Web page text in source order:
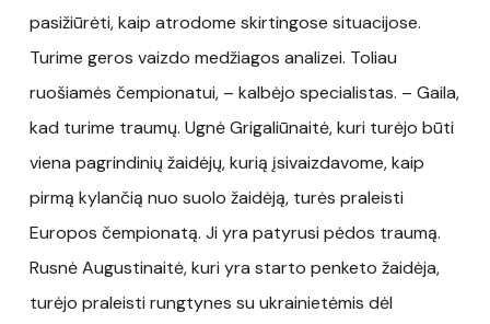
pasižiūrėti, kaip atrodome skirtingose situacijose.
Turime geros vaizdo medžiagos analizei. Toliau
ruošiamės čempionatui, – kalbėjo specialistas. – Gaila,
kad turime traumų. Ugnė Grigaliūnaitė, kuri turėjo būti
viena pagrindinių žaidėjų, kurią įsivaizdavome, kaip
pirmą kylančią nuo suolo žaidėją, turės praleisti
Europos čempionatą. Ji yra patyrusi pėdos traumą.
Rusnė Augustinaitė, kuri yra starto penketo žaidėja,
turėjo praleisti rungtynes su ukrainietėmis dėl